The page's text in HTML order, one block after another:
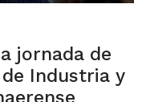
jornada de
Industria y